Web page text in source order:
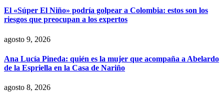
El «Súper El Niño» podría golpear a Colombia: estos son los
riesgos que preocupan a los expertos
agosto 9, 2026
Ana Lucía Pineda: quién es la mujer que acompaña a Abelardo
de la Espriella en la Casa de Nariño
agosto 8, 2026